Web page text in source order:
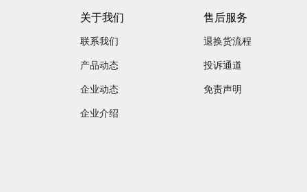
关于我们
联系我们
产品动态
企业动态
企业介绍
售后服务
退换货流程
投诉通道
免责声明